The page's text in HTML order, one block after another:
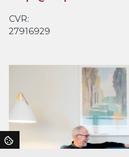
CVR:
27916929